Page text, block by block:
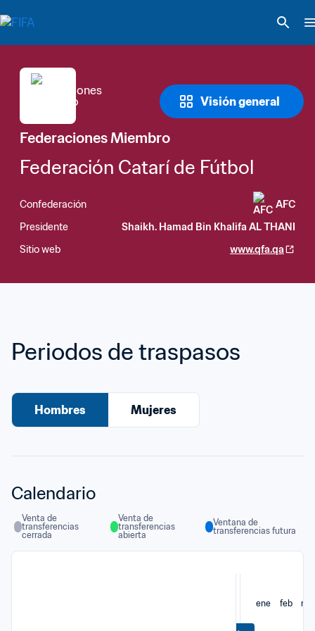
Visión general
Federaciones Miembro
Federación Catarí de Fútbol
Confederación
AFC
Presidente
Shaikh. Hamad Bin Khalifa AL THANI
Sitio web
www.qfa.qa
Periodos de traspasos
Hombres Mujeres
Calendario
Venta de
transferencias
cerrada
Venta de
transferencias
abierta
Ventana de
transferencias futura
ene feb